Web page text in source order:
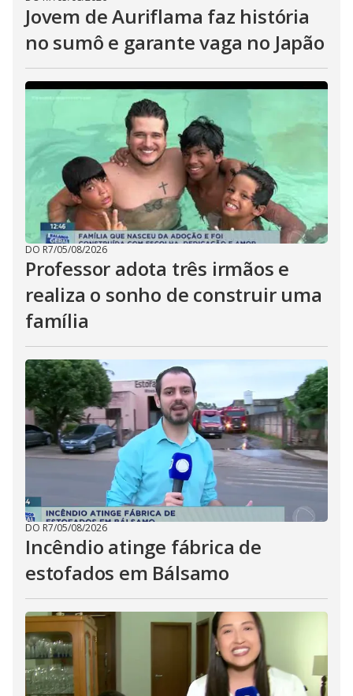
Jovem de Auriflama faz história
no sumô e garante vaga no Japão
DO R7/05/08/2026
Professor adota três irmãos e
realiza o sonho de construir uma
família
DO R7/05/08/2026
Incêndio atinge fábrica de
estofados em Bálsamo